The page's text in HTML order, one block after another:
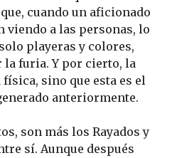
cuando un aficionado
viendo a las personas, lo
playeras y colores,
la furia. Y por cierto, la
sino que esta es el
anteriormente.
son más los Rayados y
sí. Aunque después